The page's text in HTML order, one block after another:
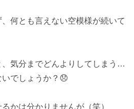
何とも言えない空模様が続いて
気分までどんよりしてしまう…
でしょうか？😞
かは分かりませんが（笑）